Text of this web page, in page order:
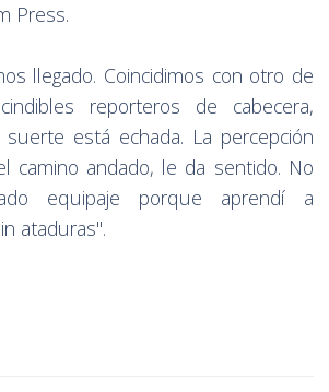
Press.
llegado. Coincidimos con otro de
reporteros de cabecera,
suerte está echada. La percepción
camino andado, le da sentido. No
equipaje porque aprendí a
ataduras".